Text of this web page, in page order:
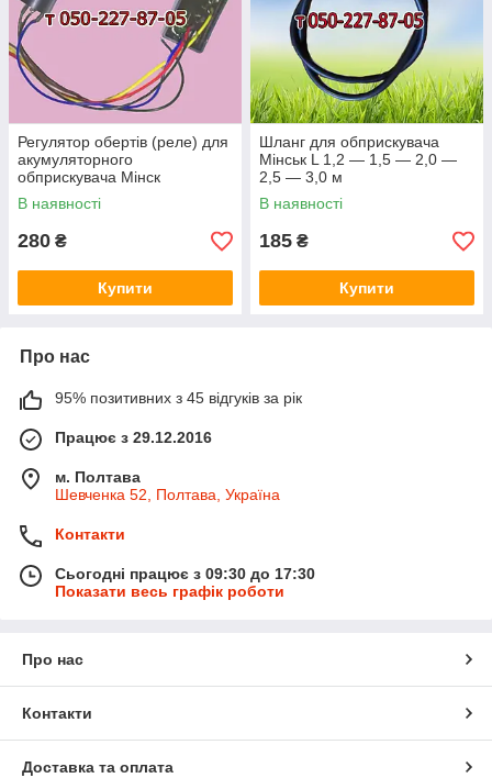
Регулятор обертів (реле) для
акумуляторного
обприскувача Мінск
В наявності
280 ₴
Купити
Шланг для обприскувача
Мінськ L 1,2 — 1,5 — 2,0 —
2,5 — 3,0 м
В наявності
185 ₴
Купити
Про нас
95% позитивних з 45 відгуків за рік
Працює з 29.12.2016
м. Полтава
Шевченка 52, Полтава, Україна
Контакти
Сьогодні працює з 09:30 до 17:30
Показати весь графік роботи
Про нас
Контакти
Доставка та оплата